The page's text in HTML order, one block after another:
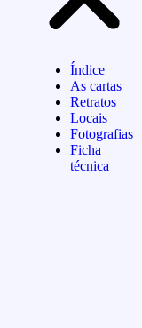
Índice
As cartas
Retratos
Locais
Fotografias
Ficha
técnica